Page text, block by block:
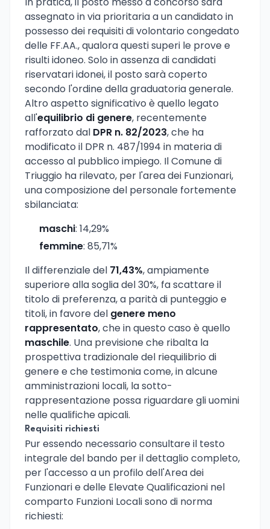
assegnato in via prioritaria a un candidato in
possesso dei requisiti di volontario congedato
delle FF.AA., qualora questi superi le prove e
risulti idoneo. Solo in assenza di candidati
riservatari idonei, il posto sarà coperto
secondo l'ordine della graduatoria generale.
Altro aspetto significativo è quello legato
all'equilibrio di genere, recentemente
rafforzato dal DPR n. 82/2023, che ha
modificato il DPR n. 487/1994 in materia di
accesso al pubblico impiego. Il Comune di
Triuggio ha rilevato, per l'area dei Funzionari,
una composizione del personale fortemente
sbilanciata:
maschi: 14,29%
femmine: 85,71%
Il differenziale del 71,43%, ampiamente
superiore alla soglia del 30%, fa scattare il
titolo di preferenza, a parità di punteggio e
titoli, in favore del genere meno
rappresentato, che in questo caso è quello
maschile. Una previsione che ribalta la
prospettiva tradizionale del riequilibrio di
genere e che testimonia come, in alcune
amministrazioni locali, la sotto-
rappresentazione possa riguardare gli uomini
nelle qualifiche apicali.
Requisiti richiesti
Pur essendo necessario consultare il testo
integrale del bando per il dettaglio completo,
per l'accesso a un profilo dell'Area dei
Funzionari e delle Elevate Qualificazioni nel
comparto Funzioni Locali sono di norma
richiesti: